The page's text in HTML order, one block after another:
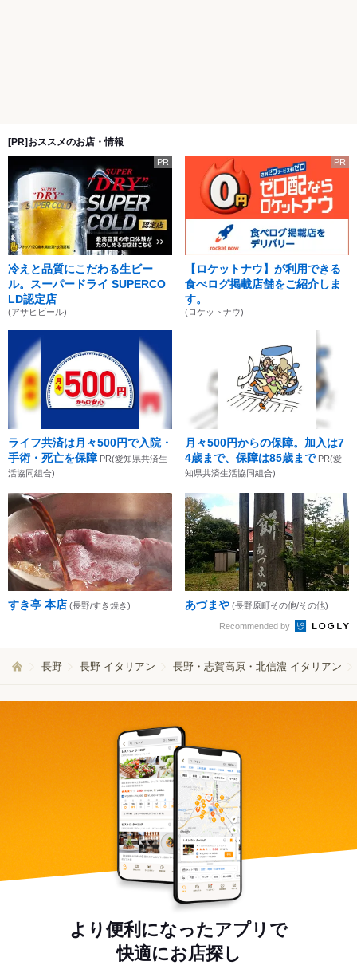
[PR]おススメのお店・情報
PR
冷えと品質にこだわる生ビー
ル。スーパードライ SUPERCO
LD認定店
(アサヒビール)
PR
【ロケットナウ】が利用できる
食べログ掲載店舗をご紹介しま
す。
(ロケットナウ)
ライフ共済は月々500円で入院・
手術・死亡を保障 PR(愛知県共済生
活協同組合)
月々500円からの保障。加入は7
4歳まで、保障は85歳まで PR(愛
知県共済生活協同組合)
すき亭 本店 (長野/すき焼き) あづまや (長野原町その他/その他)
Recommended by
長野 長野 イタリアン 長野・志賀高原・北信濃 イタリアン
より便利になったアプリで
快適にお店探し